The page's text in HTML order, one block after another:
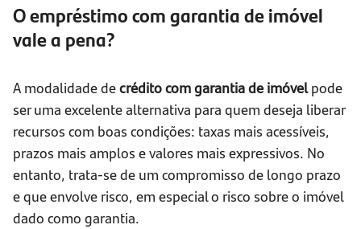
O empréstimo com garantia de imóvel
vale a pena?
A modalidade decrédito com garantia de imóvelpode
ser uma excelente alternativa para quem deseja liberar
recursos com boas condições: taxas mais acessíveis,
prazos mais amplos e valores mais expressivos. No
entanto, trata-se de um compromisso de longo prazo
e que envolve risco, em especial o risco sobre o imóvel
dado como garantia.